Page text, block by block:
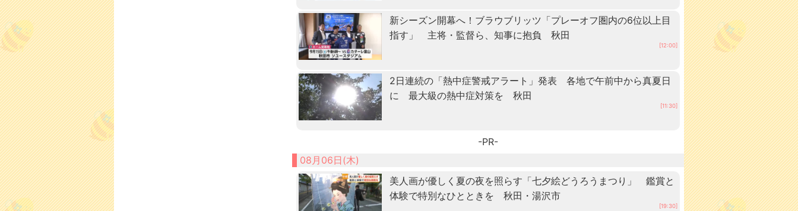
新シーズン開幕へ！ブラウブリッツ「プレーオフ圏内の6位以上目
指す」 主将・監督ら、知事に抱負 秋田
[12:00]
2日連続の「熱中症警戒アラート」発表 各地で午前中から真夏日
に 最大級の熱中症対策を 秋田
[11:30]
-PR-
08月06日(木)
美人画が優しく夏の夜を照らす「七夕絵どうろうまつり」 鑑賞と
体験で特別なひとときを 秋田・湯沢市
[19:30]